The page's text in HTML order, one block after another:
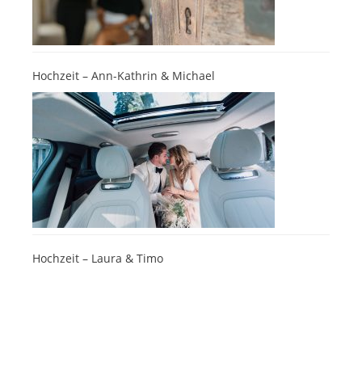
Hochzeit – Ann-Kathrin & Michael
Hochzeit – Laura & Timo